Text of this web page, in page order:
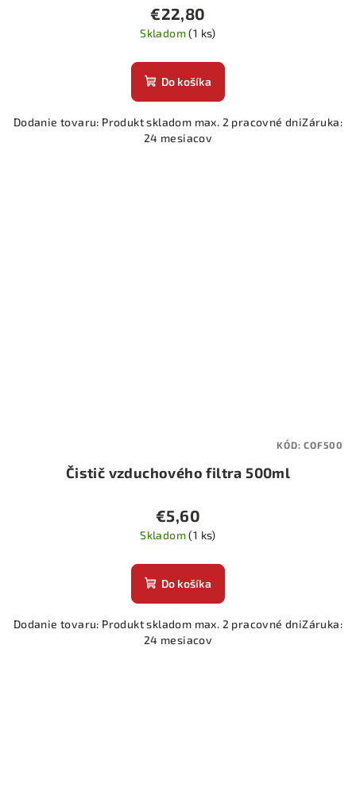
€22,80
Skladom(1 ks)
Do košíka
Dodanie tovaru: Produkt skladom max. 2 pracovné dniZáruka:
24 mesiacov
Čistič vzduchového filtra 500ml
€5,60
Skladom(1 ks)
Do košíka
Dodanie tovaru: Produkt skladom max. 2 pracovné dniZáruka:
24 mesiacov
KÓD:COF500